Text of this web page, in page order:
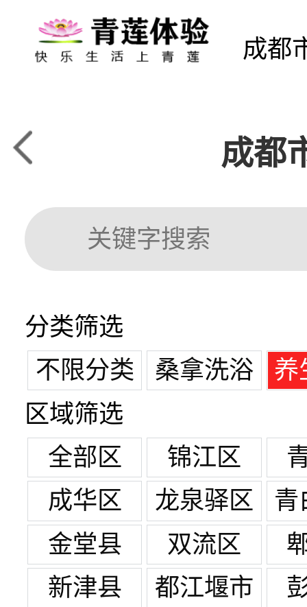
成都
成都
分类筛选
不限分类
桑拿洗浴
养
区域筛选
全部区
锦江区
成华区
龙泉驿区
青
金堂县
双流区
新津县
都江堰市